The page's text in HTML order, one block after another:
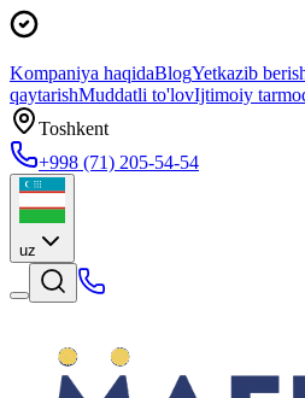
Kompaniya haqidaBlogYetkazib
qaytarishMuddatli to'lovIjtimoiy
Toshkent
+998 (71) 205-54-54
uz